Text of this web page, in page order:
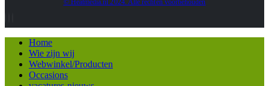
© Heatmedia.nl 2024. Alle rechten voorbehouden
Home
Wie zijn wij
Webwinkel/Producten
Occasions